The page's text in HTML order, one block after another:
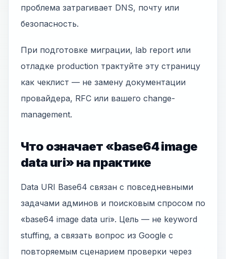
проблема затрагивает DNS, почту или
безопасность.
При подготовке миграции, lab report или
отладке production трактуйте эту страницу
как чеклист — не замену документации
провайдера, RFC или вашего change-
management.
Что означает «base64 image
data uri» на практике
Data URI Base64 связан с повседневными
задачами админов и поисковым спросом по
«base64 image data uri». Цель — не keyword
stuffing, а связать вопрос из Google с
повторяемым сценарием проверки через